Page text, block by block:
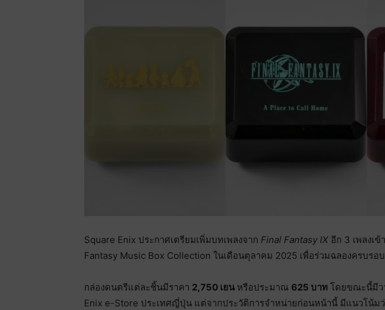
Square Enix ประกาศเตรียมเพิ่มบทเพลงจาก Final Fantasy IX อีก 3 เพลงเ
Fantasy Music Box Collection ในเดือนตุลาคม 2025 เพื่อร่วมฉลองครบรอ
กล่องดนตรีแต่ละชิ้นมีราคา 2,750 เยนหรือประมาณ 625 บาท โดยขณะนี้มีว
Enix e-Store ประเทศญี่ปุ่น แต่จากประวัติการจำหน่ายก่อนหน้านี้ มีแนวโน้ม